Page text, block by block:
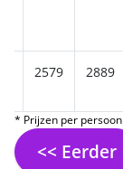
2579 2889
* Prijzen per persoon
<< Eerder